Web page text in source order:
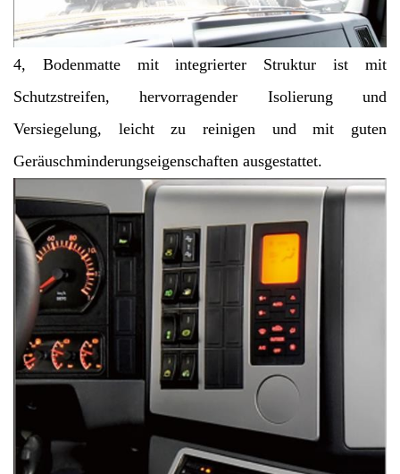
4, Bodenmatte mit integrierter Struktur ist mit
Schutzstreifen, hervorragender Isolierung und
Versiegelung, leicht zu reinigen und mit guten
Geräuschminderungseigenschaften ausgestattet.